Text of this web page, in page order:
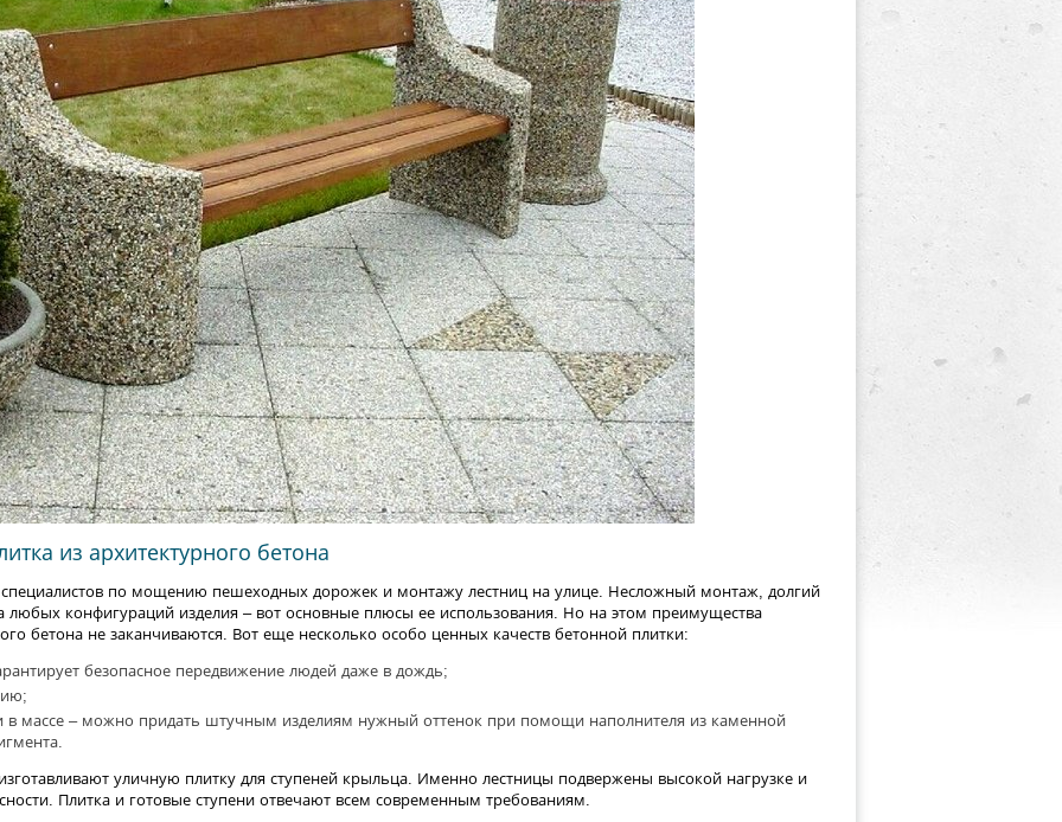
из архитектурного бетона
специалистов по мощению пешеходных дорожек и монтажу лестниц на улице. Несложный монтаж, долгий
любых конфигураций изделия – вот основные плюсы ее использования. Но на этом преимущества
бетона не заканчиваются. Вот еще несколько особо ценных качеств бетонной плитки:
безопасное передвижение людей даже в дождь;
в массе – можно придать штучным изделиям нужный оттенок при помощи наполнителя из каменной
уличную плитку для ступеней крыльца. Именно лестницы подвержены высокой нагрузке и
Плитка и готовые ступени отвечают всем современным требованиям.